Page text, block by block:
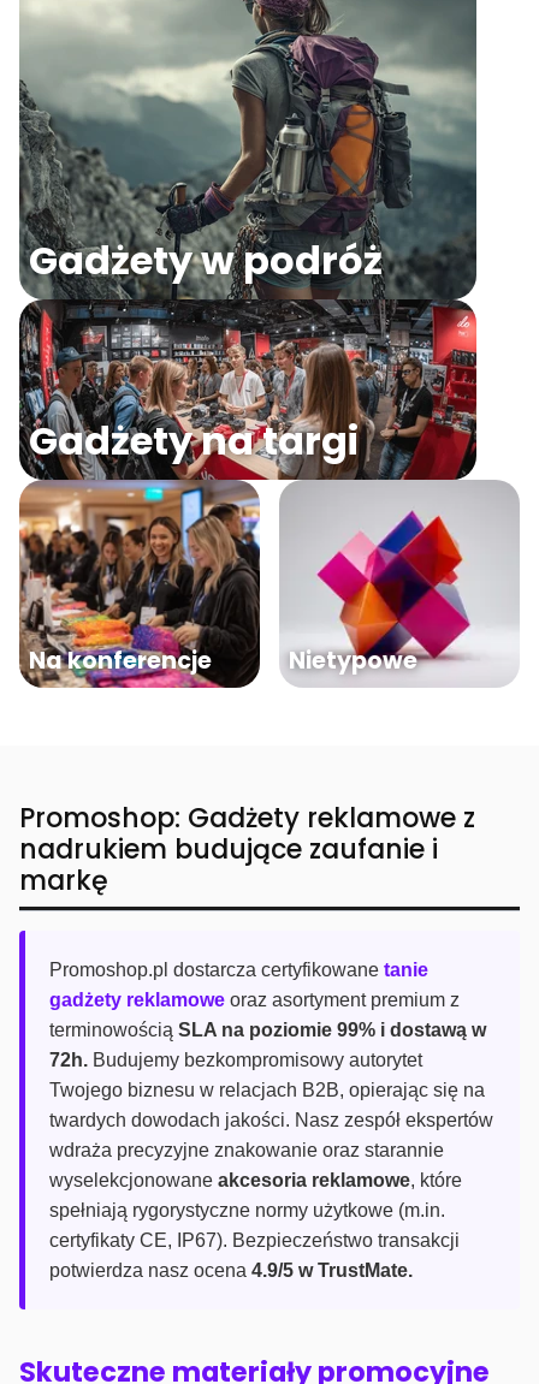
Gadżety w podróż
Gadżety na targi
Na konferencje Nietypowe
Promoshop: Gadżety reklamowe z
nadrukiem budujące zaufanie i
markę
Promoshop.pl dostarcza certyfikowane tanie
gadżety reklamowe oraz asortyment premium z
terminowością SLA na poziomie 99% i dostawą w
72h. Budujemy bezkompromisowy autorytet
Twojego biznesu w relacjach B2B, opierając się na
twardych dowodach jakości. Nasz zespół ekspertów
wdraża precyzyjne znakowanie oraz starannie
wyselekcjonowane akcesoria reklamowe, które
spełniają rygorystyczne normy użytkowe (m.in.
certyfikaty CE, IP67). Bezpieczeństwo transakcji
potwierdza nasz ocena 4.9/5 w TrustMate.
Skuteczne materiały promocyjne